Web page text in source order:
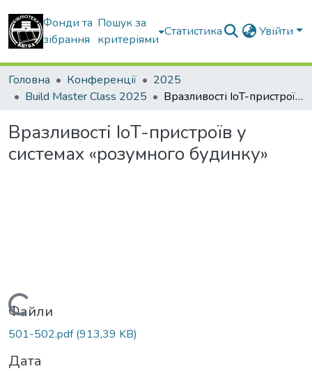
Фонди та
зібрання
Пошук за
критеріями
Статистика Увійти
Головна Конференції
2025
Build Master Class 2025
Вразливості IoT-пристроїв у системах «розумного будинку»
Вразливості IoT-пристроїв у
системах «розумного будинку»
Вантажиться...
Файли
501-502.pdf(913,39 KB)
Дата